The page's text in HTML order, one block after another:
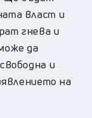
власт и
гнева и
да
и
на